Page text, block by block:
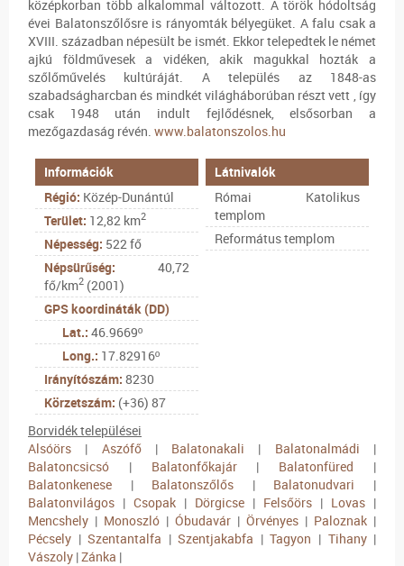
középkorban több alkalommal változott. A török hódoltság
évei Balatonszőlősre is rányomták bélyegüket. A falu csak a
XVIII. században népesült be ismét. Ekkor telepedtek le német
ajkú földművesek a vidéken, akik magukkal hozták a
szőlőművelés kultúráját. A település az 1848-as
szabadságharcban és mindkét világháborúban részt vett , így
csak 1948 után indult fejlődésnek, elsősorban a
mezőgazdaság révén. www.balatonszolos.hu
Információk
Régió: Közép-Dunántúl
Terület: 12,82 km2
Népesség: 522 fő
Népsürűség: 40,72
fő/km2(2001)
GPS koordináták (DD)
Lat.: 46.9669º
Long.: 17.82916º
Irányítószám: 8230
Körzetszám: (+36) 87
Látnivalók
Római Katolikus
templom
Református templom
Borvidék települései
Alsóörs
| Aszófő | Balatonakali | Balatonalmádi
|
Balatoncsicsó
| Balatonfőkajár | Balatonfüred
|
Balatonkenese
| Balatonszőlős | Balatonudvari
|
Balatonvilágos | Csopak | Dörgicse | Felsőörs | Lovas |
Mencshely | Monoszló | Óbudavár | Örvényes | Paloznak |
Pécsely | Szentantalfa | Szentjakabfa | Tagyon | Tihany |
Vászoly |Zánka |